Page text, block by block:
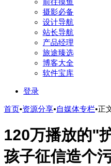
前往摸鱼
摄影必备
设计导航
站长导航
产品经理
旅途臻选
博客大全
软件宝库
登录
首页•资源分享•自媒体专栏•正
120万播放的"
孩子征信造个